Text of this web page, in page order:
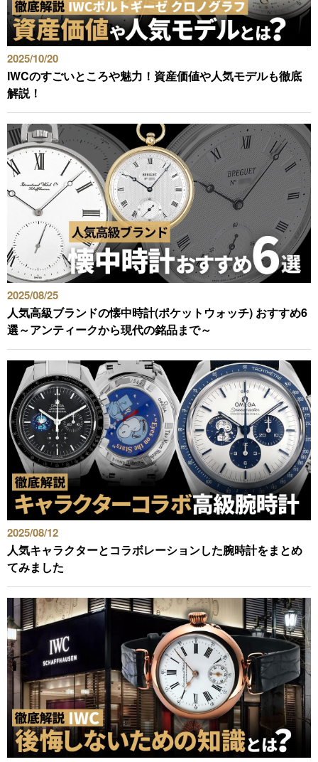
2025/10/20
IWCのすごいところや魅力！資産価値や人気モデルも徹底
解説！
2025/08/25
人気高級ブランドの懐中時計(ポケットウォッチ) おすすめ6
選～アンティークから現代の銘品まで～
2025/08/12
人気キャラクターとコラボレーションした腕時計をまとめ
てみました